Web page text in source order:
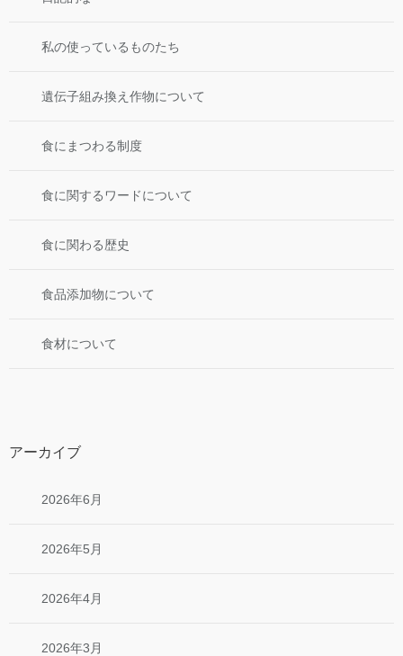
私の使っているものたち
遺伝子組み換え作物について
食にまつわる制度
食に関するワードについて
食に関わる歴史
食品添加物について
食材について
アーカイブ
2026年6月
2026年5月
2026年4月
2026年3月